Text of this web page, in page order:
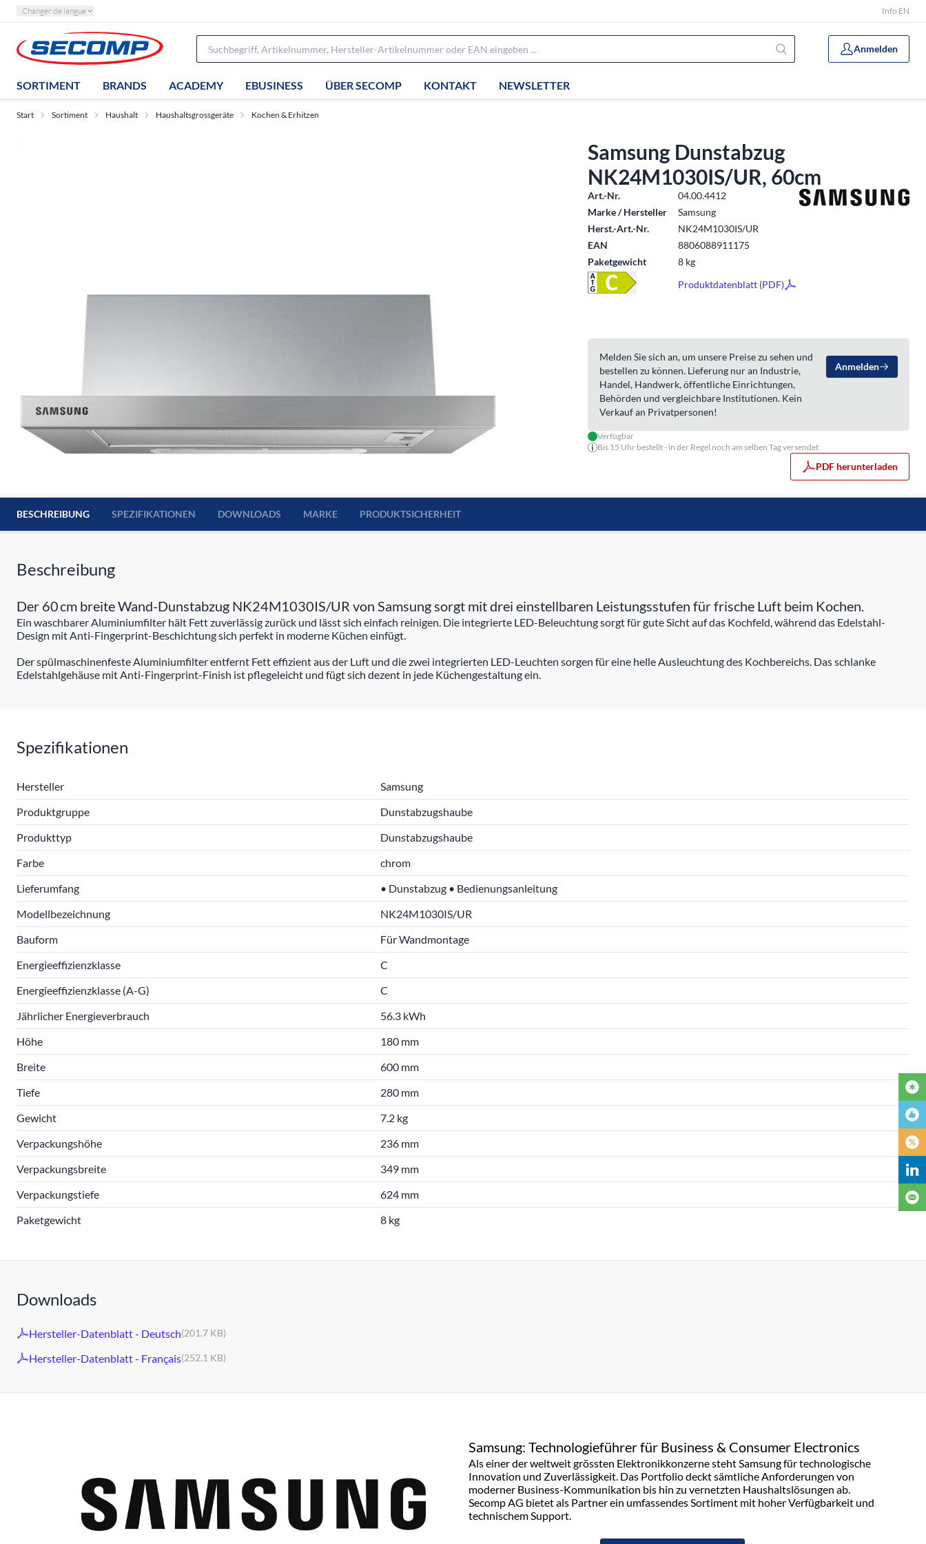
Changer de langue Info EN
Anmelden
SORTIMENT BRANDS ACADEMY EBUSINESS ÜBER SECOMP KONTAKT NEWSLETTER
Start Sortiment Haushalt Haushaltsgrossgeräte Kochen & Erhitzen
Samsung Dunstabzug
NK24M1030IS/UR, 60cm
Art.-Nr.
04.00.4412
Marke / Hersteller
Samsung
Herst.-Art.-Nr.
NK24M1030IS/UR
EAN
8806088911175
Paketgewicht
8 kg
Produktdatenblatt (PDF)
Melden Sie sich an, um unsere Preise zu sehen und
bestellen zu können. Lieferung nur an Industrie,
Handel, Handwerk, öffentliche Einrichtungen,
Behörden und vergleichbare Institutionen. Kein
Verkauf an Privatpersonen!
Anmelden
Verfügbar
Bis 15 Uhr bestellt - in der Regel noch am selben Tag versendet
PDF herunterladen
BESCHREIBUNG SPEZIFIKATIONEN DOWNLOADS MARKE PRODUKTSICHERHEIT
Beschreibung
Der 60 cm breite Wand-Dunstabzug NK24M1030IS/UR von Samsung sorgt mit drei einstellbaren Leistungsstufen für frische Luft beim Kochen.
Ein waschbarer Aluminiumfilter hält Fett zuverlässig zurück und lässt sich einfach reinigen. Die integrierte LED-Beleuchtung sorgt für gute Sicht auf das Kochfeld, während das Edelstahl-
Design mit Anti-Fingerprint-Beschichtung sich perfekt in moderne Küchen einfügt.
Der spülmaschinenfeste Aluminiumfilter entfernt Fett effizient aus der Luft und die zwei integrierten LED-Leuchten sorgen für eine helle Ausleuchtung des Kochbereichs. Das schlanke
Edelstahlgehäuse mit Anti-Fingerprint-Finish ist pflegeleicht und fügt sich dezent in jede Küchengestaltung ein.
Spezifikationen
Hersteller
Samsung
Produktgruppe
Dunstabzugshaube
Produkttyp
Dunstabzugshaube
Farbe
chrom
Lieferumfang
• Dunstabzug • Bedienungsanleitung
Modellbezeichnung
NK24M1030IS/UR
Bauform
Für Wandmontage
Energieeffizienzklasse
C
Energieeffizienzklasse (A-G)
C
Jährlicher Energieverbrauch
56.3 kWh
Höhe
180 mm
Breite
600 mm
Tiefe
280 mm
Gewicht
7.2 kg
Verpackungshöhe
236 mm
Verpackungsbreite
349 mm
Verpackungstiefe
624 mm
Paketgewicht
8 kg
Downloads
Hersteller-Datenblatt - Deutsch(201.7 KB)
Hersteller-Datenblatt - Français(252.1 KB)
Samsung: Technologieführer für Business & Consumer Electronics
Als einer der weltweit grössten Elektronikkonzerne steht Samsung für technologische
Innovation und Zuverlässigkeit. Das Portfolio deckt sämtliche Anforderungen von
moderner Business-Kommunikation bis hin zu vernetzten Haushaltslösungen ab.
Secomp AG bietet als Partner ein umfassendes Sortiment mit hoher Verfügbarkeit und
technischem Support.